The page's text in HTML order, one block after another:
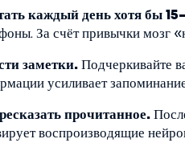
каждый день хотя бы
За счёт привычки мозг
заметки. Подчеркивайте
усиливает
прочитанное.
воспроизводящие